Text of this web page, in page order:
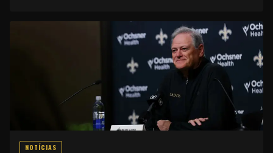
EQUIPE
NOTÍCIAS